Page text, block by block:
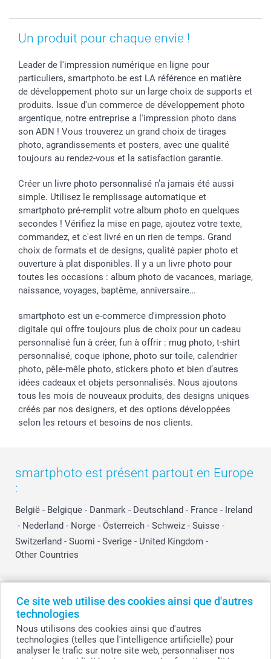
Ce site web utilise des cookies ainsi que d'autres
technologies
Nous utilisons des cookies ainsi que d'autres
technologies (telles que l'intelligence artificielle) pour
analyser le trafic sur notre site web, personnaliser nos
Vacances
Tarifs
Investisseurs
Statut de ma commande
Un produit pour chaque envie !
Leader de l'impression numérique en ligne pour
particuliers, smartphoto.be est LA référence en matière
de développement photo sur un large choix de supports et
produits. Issue d'un commerce de développement photo
argentique, notre entreprise a l'impression photo dans
son ADN ! Vous trouverez un grand choix de tirages
photo, agrandissements et posters, avec une qualité
toujours au rendez-vous et la satisfaction garantie.
Créer un livre photo personnalisé n’a jamais été aussi
simple. Utilisez le remplissage automatique et
smartphoto pré-remplit votre album photo en quelques
secondes ! Vérifiez la mise en page, ajoutez votre texte,
commandez, et c'est livré en un rien de temps. Grand
choix de formats et de designs, qualité papier photo et
ouverture à plat disponibles. Il y a un livre photo pour
toutes les occasions : album photo de vacances, mariage,
naissance, voyages, baptême, anniversaire…
smartphoto est un e-commerce d'impression photo
digitale qui offre toujours plus de choix pour un cadeau
personnalisé fun à créer, fun à offrir : mug photo, t-shirt
personnalisé, coque iphone, photo sur toile, calendrier
photo, pêle-mêle photo, stickers photo et bien d’autres
idées cadeaux et objets personnalisés. Nous ajoutons
tous les mois de nouveaux produits, des designs uniques
créés par nos designers, et des options développées
selon les retours et besoins de nos clients.
smartphoto est présent partout en Europe
:
België - Belgique - Danmark - Deutschland - France - Ireland
- Nederland - Norge - Österreich - Schweiz - Suisse -
Switzerland - Suomi - Sverige - United Kingdom -
Other Countries
© smartphoto group. Tous droits réservés
smartphoto group SA.
Tous les prix sont en EURO (€), TVA incluse et hors frais de port.